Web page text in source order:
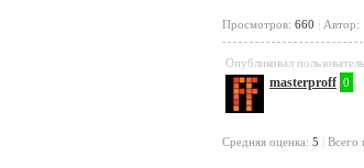
Просмотров: 660 Автор:
Опубликовал
masterproff 0
Cредняя оценка: 5 Всего